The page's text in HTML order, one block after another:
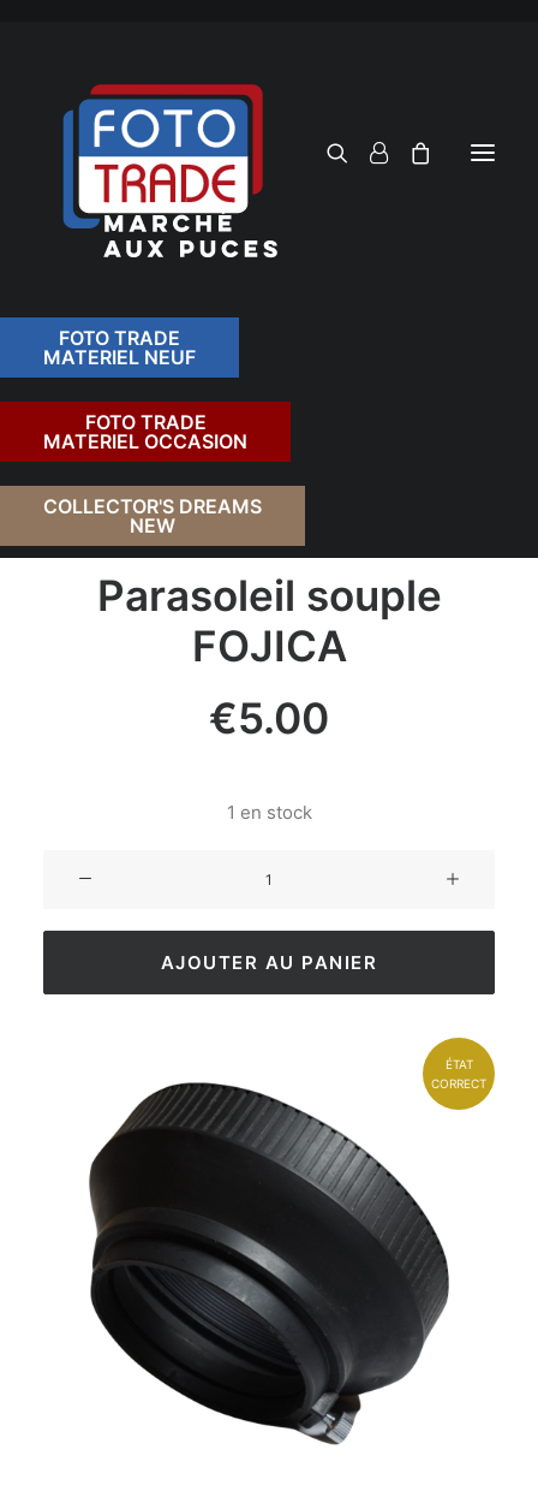
FOTO TRADE
MATERIEL NEUF
FOTO TRADE
MATERIEL OCCASION
COLLECTOR'S DREAMS
NEW
RETOUR
Parasoleil souple
FOJICA
€5.00
1 en stock
AJOUTER AU PANIER
ÉTAT
CORRECT